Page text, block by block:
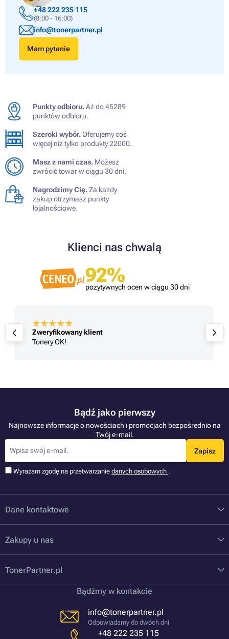
+48 222 235 115
(8:00 - 16:00)
info@tonerpartner.pl
Mam pytanie
Punkty odbioru.Aż do 45289
punktów odbioru.
Szeroki wybór.Oferujemy coś
więcej niż tylko produkty 22000.
Masz z nami czas. Możesz
zwrócić towar w ciągu 30 dni.
Nagrodzimy Cię.Za każdy
zakup otrzymasz punkty
lojalnościowe.
Klienci nas chwalą
92%
pozytywnych ocen w ciągu 30 dni
Zweryfikowany klient
Tonery OK!
Bądź jako pierwszy
Najnowsze informacje o nowościach i promocjach bezpośrednio na
Twój e-mail.
Zapisz
Wyrażam zgodę na przetwarzanie danych osobowych .
Dane kontaktowe
Zakupy u nas
TonerPartner.pl
Bądźmy w kontakcie
info@tonerpartner.pl
Odpowiadamy do dwóch dni
+48 222 235 115